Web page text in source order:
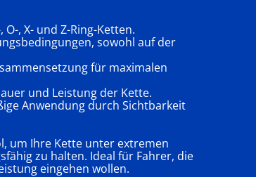
, X- und Z-Ring-Ketten.
sowohl auf der
für maximalen
und Leistung der Kette.
Anwendung durch Sichtbarkeit
um Ihre Kette unter extremen
zu halten. Ideal für Fahrer, die
eingehen wollen.